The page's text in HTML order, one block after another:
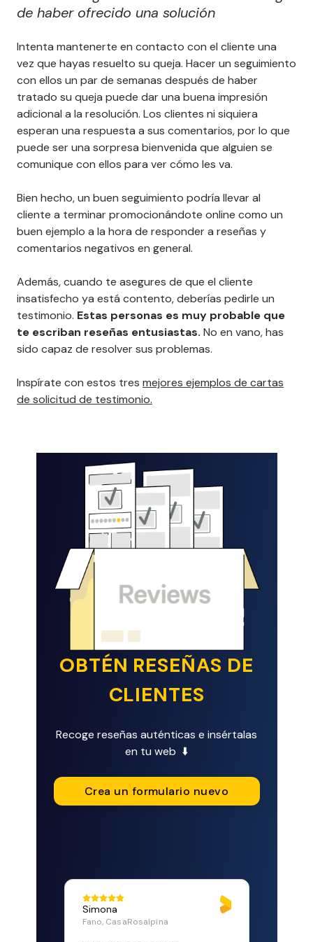
de haber ofrecido una solución
Intenta mantenerte en contacto con el cliente una
vez que hayas resuelto su queja. Hacer un seguimiento
con ellos un par de semanas después de haber
tratado su queja puede dar una buena impresión
adicional a la resolución. Los clientes ni siquiera
esperan una respuesta a sus comentarios, por lo que
puede ser una sorpresa bienvenida que alguien se
comunique con ellos para ver cómo les va.
Bien hecho, un buen seguimiento podría llevar al
cliente a terminar promocionándote online como un
buen ejemplo a la hora de responder a reseñas y
comentarios negativos en general.
Además, cuando te asegures de que el cliente
insatisfecho ya está contento, deberías pedirle un
testimonio. Estas personas es muy probable que
te escriban reseñas entusiastas. No en vano, has
sido capaz de resolver sus problemas.
Inspírate con estos tres mejores ejemplos de cartas
de solicitud de testimonio.
OBTÉN RESEÑAS DE
CLIENTES
Recoge reseñas auténticas e insértalas
en tu web ⬇️
Crea un formulario nuevo
Simona
Fano, CasaRosalpina